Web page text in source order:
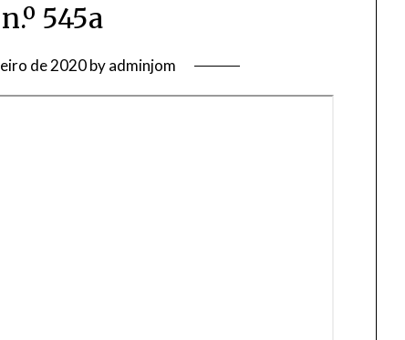
545a
de 2020byadminjom